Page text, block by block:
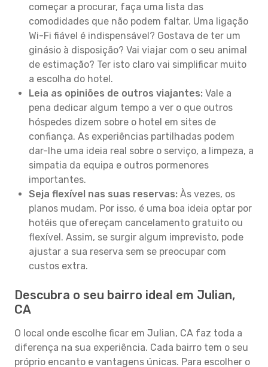
começar a procurar, faça uma lista das
comodidades que não podem faltar. Uma ligação
Wi-Fi fiável é indispensável? Gostava de ter um
ginásio à disposição? Vai viajar com o seu animal
de estimação? Ter isto claro vai simplificar muito
a escolha do hotel.
Leia as opiniões de outros viajantes: Vale a
pena dedicar algum tempo a ver o que outros
hóspedes dizem sobre o hotel em sites de
confiança. As experiências partilhadas podem
dar-lhe uma ideia real sobre o serviço, a limpeza, a
simpatia da equipa e outros pormenores
importantes.
Seja flexível nas suas reservas: Às vezes, os
planos mudam. Por isso, é uma boa ideia optar por
hotéis que ofereçam cancelamento gratuito ou
flexível. Assim, se surgir algum imprevisto, pode
ajustar a sua reserva sem se preocupar com
custos extra.
Descubra o seu bairro ideal em Julian,
CA
O local onde escolhe ficar em Julian, CA faz toda a
diferença na sua experiência. Cada bairro tem o seu
próprio encanto e vantagens únicas. Para escolher o